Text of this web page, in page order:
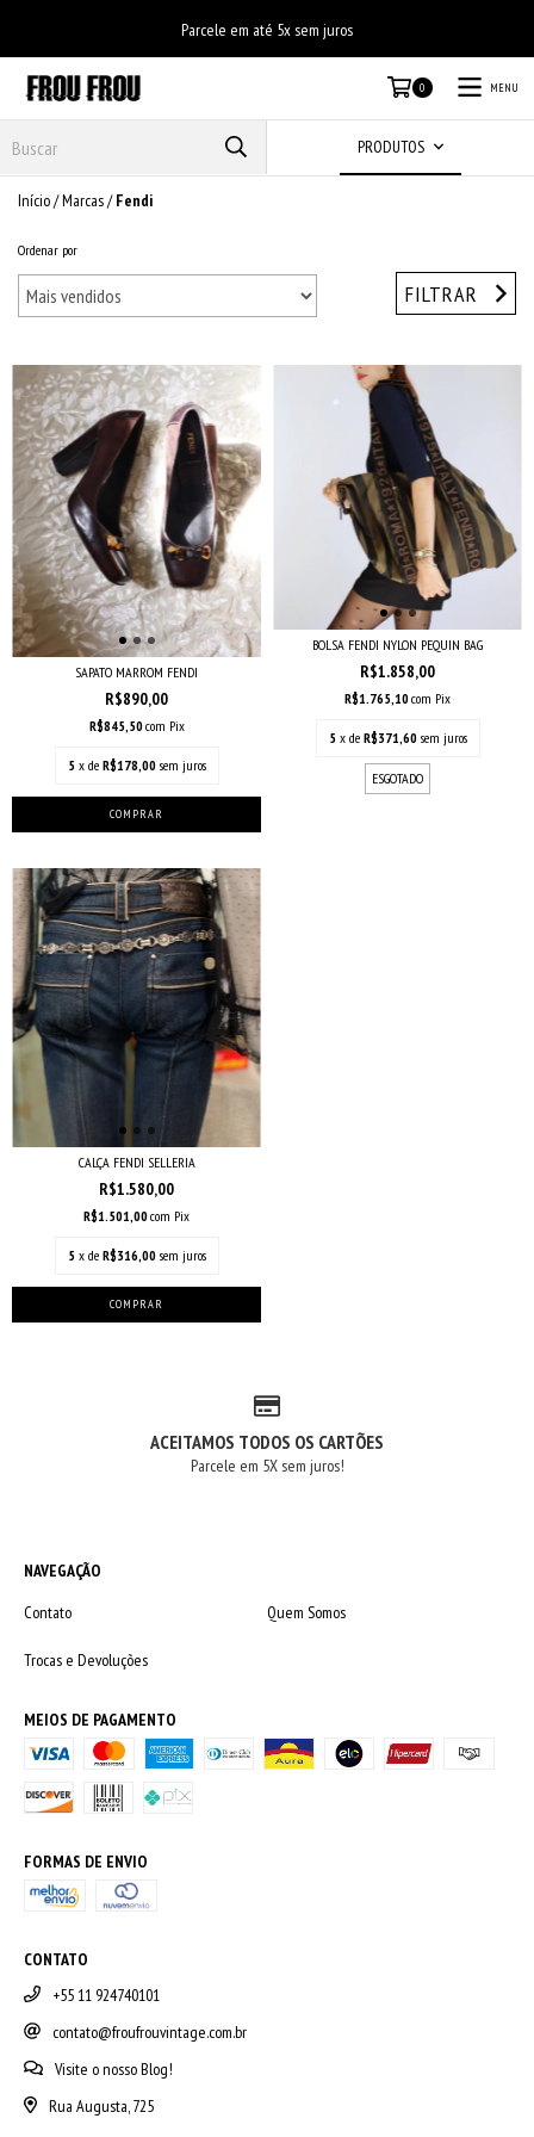
Parcele em até 5x sem juros
0 MENU
PRODUTOS
Início/Marcas/ Fendi
Ordenar por
FILTRAR
SAPATO MARROM FENDI
R$890,00
R$845,50com Pix
5 x de R$178,00 sem juros
BOLSA FENDI NYLON PEQUIN BAG
R$1.858,00
R$1.765,10com Pix
5 x de R$371,60 sem juros
ESGOTADO
CALÇA FENDI SELLERIA
R$1.580,00
R$1.501,00com Pix
5 x de R$316,00 sem juros
ACEITAMOS TODOS OS CARTÕES
Parcele em 5X sem juros!
NAVEGAÇÃO
Contato
Quem Somos
Trocas e Devoluções
MEIOS DE PAGAMENTO
FORMAS DE ENVIO
CONTATO
+55 11 924740101
contato@froufrouvintage.com.br
Visite o nosso Blog!
Rua Augusta, 725